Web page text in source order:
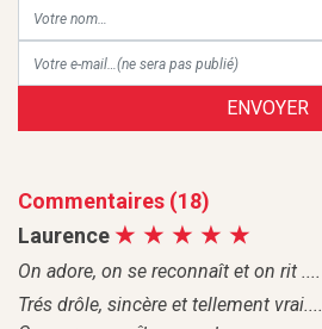
ENVOYER
Commentaires (18)
Laurence
On adore, on se reconnaît et on rit ....
Trés drôle, sincère et tellement vrai....